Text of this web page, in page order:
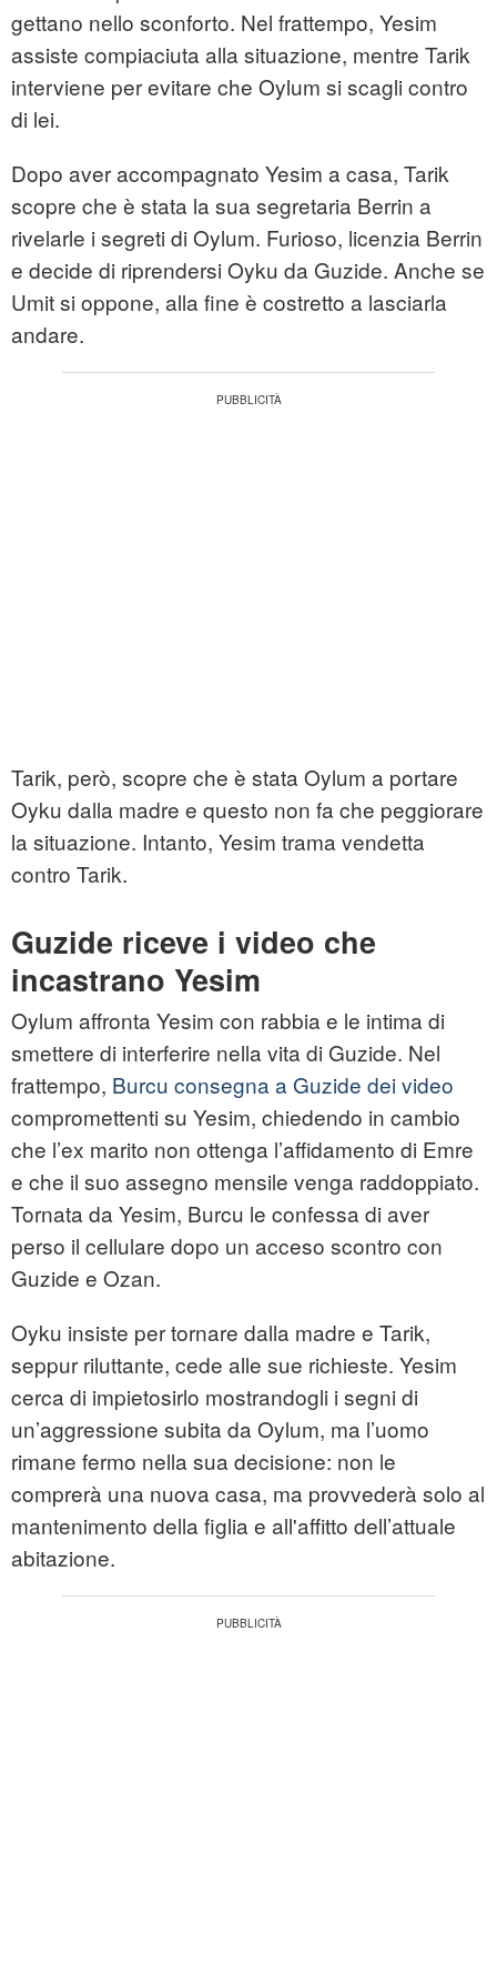
gettano nello sconforto. Nel frattempo, Yesim
assiste compiaciuta alla situazione, mentre Tarik
interviene per evitare che Oylum si scagli contro
di lei.
Dopo aver accompagnato Yesim a casa, Tarik
scopre che è stata la sua segretaria Berrin a
rivelarle i segreti di Oylum. Furioso, licenzia Berrin
e decide di riprendersi Oyku da Guzide. Anche se
Umit si oppone, alla fine è costretto a lasciarla
andare.
Tarik, però, scopre che è stata Oylum a portare
Oyku dalla madre e questo non fa che peggiorare
la situazione. Intanto, Yesim trama vendetta
contro Tarik.
Guzide riceve i video che
incastrano Yesim
Oylum affronta Yesim con rabbia e le intima di
smettere di interferire nella vita di Guzide. Nel
frattempo, Burcu consegna a Guzide dei video
compromettenti su Yesim, chiedendo in cambio
che l’ex marito non ottenga l’affidamento di Emre
e che il suo assegno mensile venga raddoppiato.
Tornata da Yesim, Burcu le confessa di aver
perso il cellulare dopo un acceso scontro con
Guzide e Ozan.
Oyku insiste per tornare dalla madre e Tarik,
seppur riluttante, cede alle sue richieste. Yesim
cerca di impietosirlo mostrandogli i segni di
un’aggressione subita da Oylum, ma l’uomo
rimane fermo nella sua decisione: non le
comprerà una nuova casa, ma provvederà solo al
mantenimento della figlia e all'affitto dell’attuale
abitazione.